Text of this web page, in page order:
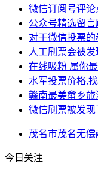
微信订阅号评论
公众号精选留
对于微信投票的
人工刷票会被
在线吸粉 属你
水军投票价格,
赣南最美畲乡
微信刷票被发
茂名市茂名无偿
今日关注